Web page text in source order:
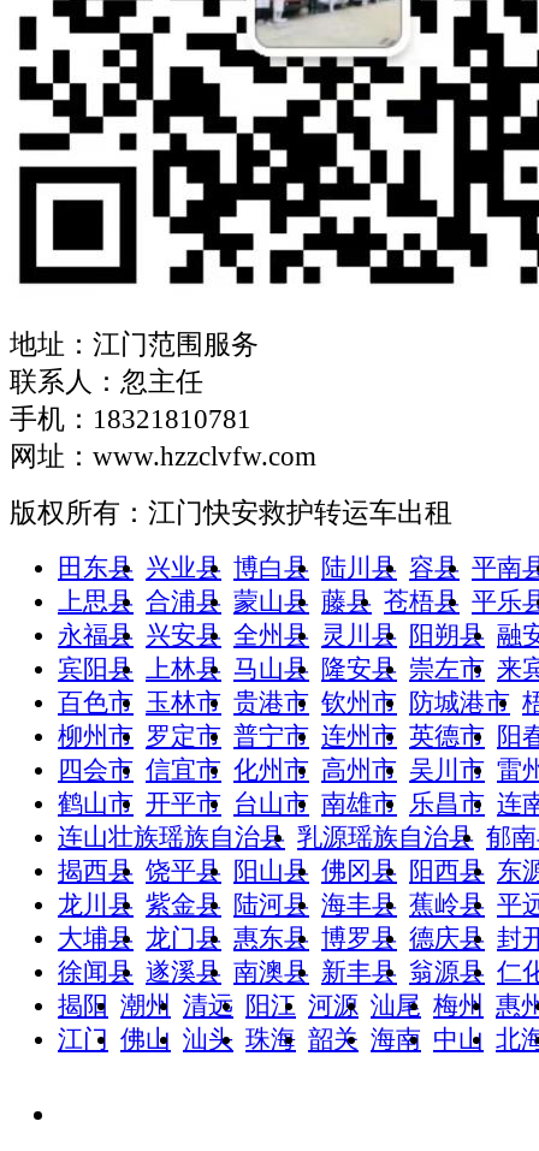
地址：江门范围服务
联系人：忽主任
手机：18321810781
网址：www.hzzclvfw.com
版权所有：江门快安救护转运车出租
田东县 兴业县 博白县 陆川县 容县 平南
上思县 合浦县 蒙山县 藤县 苍梧县 平乐
永福县 兴安县 全州县 灵川县 阳朔县 融
宾阳县
上林县 马山县 隆安县 崇左市 来
百色市 玉林市 贵港市 钦州市 防城港市
柳州市 罗定市 普宁市 连州市 英德市 阳
四会市 信宜市 化州市 高州市 吴川市 雷
鹤山市 开平市 台山市 南雄市 乐昌市 连
连山壮族瑶族自治县 乳源瑶族自治县 郁
揭西县 饶平县 阳山县 佛冈县 阳西县 东
龙川县 紫金县 陆河县 海丰县 蕉岭县 平
大埔县 龙门县 惠东县 博罗县 德庆县 封
徐闻县 遂溪县 南澳县 新丰县 翁源县 仁
揭阳 潮州 清远 阳江 河源 汕尾 梅州 惠
江门 佛山 汕头 珠海 韶关 海南 中山 北